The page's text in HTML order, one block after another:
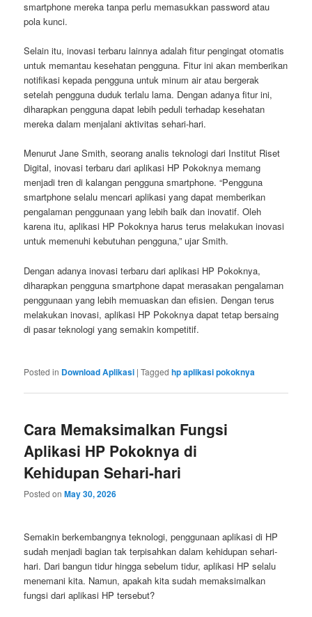
smartphone mereka tanpa perlu memasukkan password atau
pola kunci.
Selain itu, inovasi terbaru lainnya adalah fitur pengingat otomatis
untuk memantau kesehatan pengguna. Fitur ini akan memberikan
notifikasi kepada pengguna untuk minum air atau bergerak
setelah pengguna duduk terlalu lama. Dengan adanya fitur ini,
diharapkan pengguna dapat lebih peduli terhadap kesehatan
mereka dalam menjalani aktivitas sehari-hari.
Menurut Jane Smith, seorang analis teknologi dari Institut Riset
Digital, inovasi terbaru dari aplikasi HP Pokoknya memang
menjadi tren di kalangan pengguna smartphone. “Pengguna
smartphone selalu mencari aplikasi yang dapat memberikan
pengalaman penggunaan yang lebih baik dan inovatif. Oleh
karena itu, aplikasi HP Pokoknya harus terus melakukan inovasi
untuk memenuhi kebutuhan pengguna,” ujar Smith.
Dengan adanya inovasi terbaru dari aplikasi HP Pokoknya,
diharapkan pengguna smartphone dapat merasakan pengalaman
penggunaan yang lebih memuaskan dan efisien. Dengan terus
melakukan inovasi, aplikasi HP Pokoknya dapat tetap bersaing
di pasar teknologi yang semakin kompetitif.
Posted in Download Aplikasi |Tagged hp aplikasi pokoknya
Cara Memaksimalkan Fungsi
Aplikasi HP Pokoknya di
Kehidupan Sehari-hari
Posted onMay 30, 2026
Semakin berkembangnya teknologi, penggunaan aplikasi di HP
sudah menjadi bagian tak terpisahkan dalam kehidupan sehari-
hari. Dari bangun tidur hingga sebelum tidur, aplikasi HP selalu
menemani kita. Namun, apakah kita sudah memaksimalkan
fungsi dari aplikasi HP tersebut?